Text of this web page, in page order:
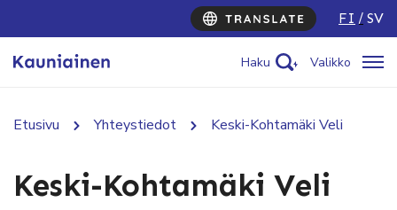
FI SV
Haku Valikko
Etusivu Yhteystiedot Keski-Kohtamäki Veli
Keski-Kohtamäki Veli